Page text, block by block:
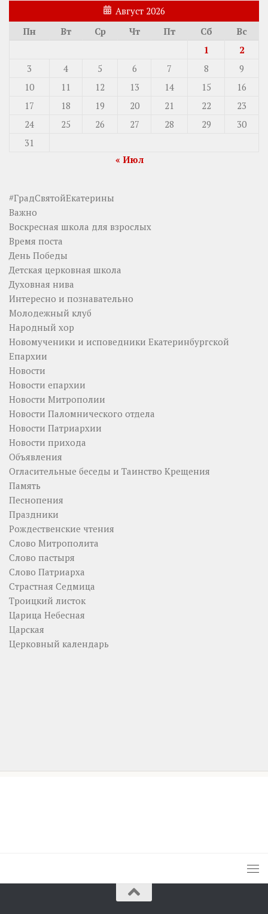
Август 2026
Пн
Вт Ср Чт Пт Сб
Вс
1
2
3
4 5 6 7 8
9
10
11 12 13 14 15
16
17
18 19 20 21 22
23
24
25 26 27 28 29
30
31
« Июл
#ГрадСвятойЕкатерины
Важно
Воскресная школа для взрослых
Время поста
День Победы
Детская церковная школа
Духовная нива
Интересно и познавательно
Молодежный клуб
Народный хор
Новомученики и исповедники Екатеринбургской
Епархии
Новости
Новости епархии
Новости Митрополии
Новости Паломнического отдела
Новости Патриархии
Новости прихода
Объявления
Огласительные беседы и Таинство Крещения
Память
Песнопения
Праздники
Рождественские чтения
Слово Митрополита
Слово пастыря
Слово Патриарха
Страстная Седмица
Троицкий листок
Царица Небесная
Царская
Церковный календарь